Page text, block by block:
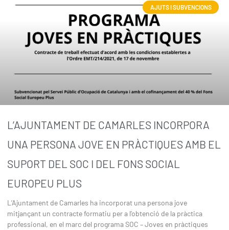
AJUTS I SUBVENCIONS
L’AJUNTAMENT DE CAMARLES INCORPORA
UNA PERSONA JOVE EN PRÀCTIQUES AMB EL
SUPORT DEL SOC I DEL FONS SOCIAL
EUROPEU PLUS
L’Ajuntament de Camarles ha incorporat una persona jove
mitjançant un contracte formatiu per a l’obtenció de la pràctica
professional, en el marc del programa SOC – Joves en pràctiques